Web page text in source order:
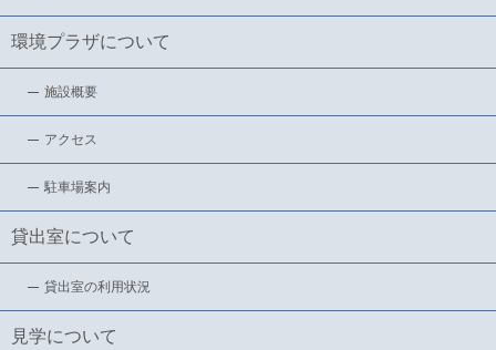
環境プラザについて
施設概要
アクセス
駐車場案内
貸出室について
貸出室の利用状況
見学について